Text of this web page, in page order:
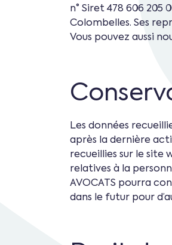
n° Siret 478 606 205
Colombelles. Ses
Vous pouvez aussi
Les données
après la dernière
recueillies sur le site
relatives à la
AVOCATS pourra
dans le futur pour